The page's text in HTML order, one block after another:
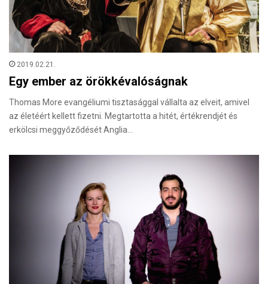
2019.02.21.
Egy ember az örökkévalóságnak
Thomas More evangéliumi tisztasággal vállalta az elveit, amivel
az életéért kellett fizetni. Megtartotta a hitét, értékrendjét és
erkölcsi meggyőződését Anglia…